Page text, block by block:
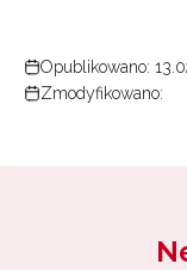
Opublikowano:
Zmodyfikowano: